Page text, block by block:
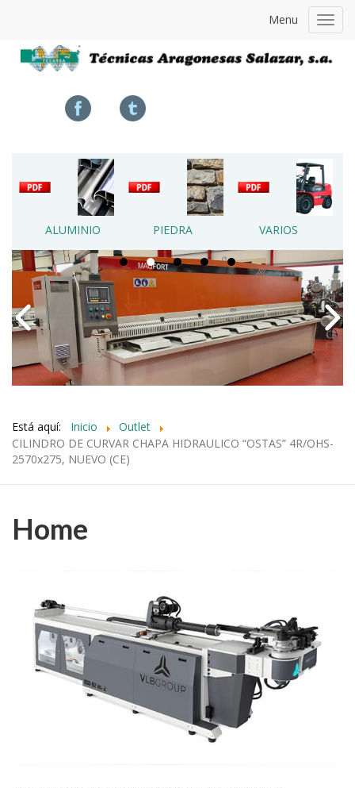
Menu
ALUMINIO PIEDRA VARIOS
Está aquí: Inicio
Outlet
CILINDRO DE CURVAR CHAPA HIDRAULICO “OSTAS” 4R/OHS-
2570x275, NUEVO (CE)
Home